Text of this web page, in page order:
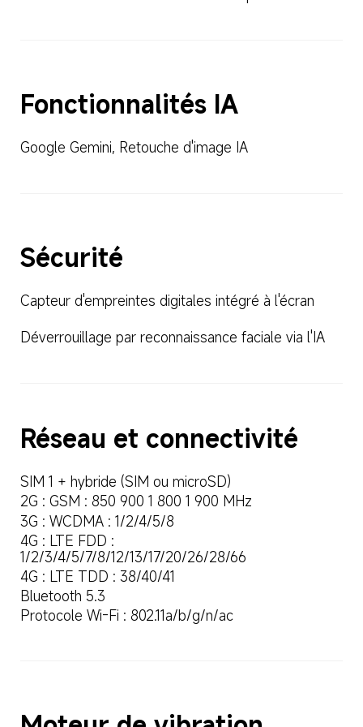
Fonctionnalités IA
Google Gemini, Retouche d'image IA
Sécurité
Capteur d'empreintes digitales intégré à l'écran
Déverrouillage par reconnaissance faciale via l'IA
Réseau et connectivité
SIM 1 + hybride (SIM ou microSD)
2G : GSM : 850 900 1 800 1 900 MHz
3G : WCDMA : 1/2/4/5/8
4G : LTE FDD :
1/2/3/4/5/7/8/12/13/17/20/26/28/66
4G : LTE TDD : 38/40/41
Bluetooth 5.3
Protocole Wi-Fi : 802.11a/b/g/n/ac